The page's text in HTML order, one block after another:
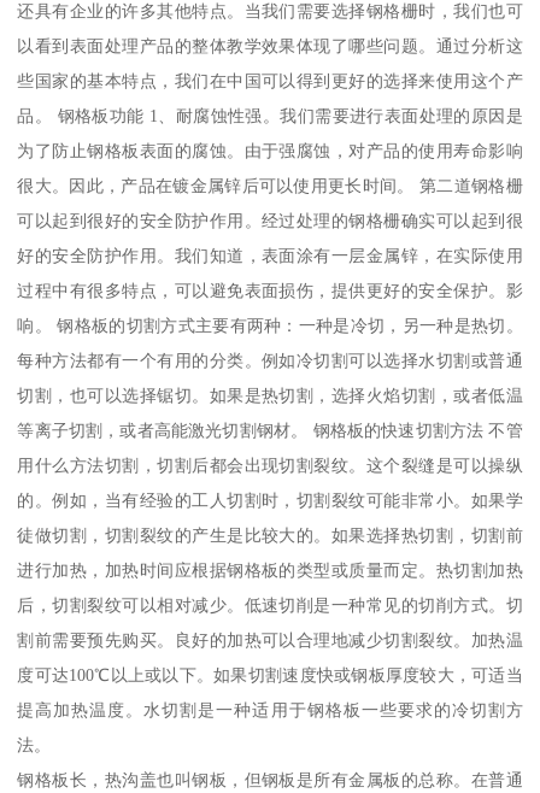
还具有企业的许多其他特点。当我们需要选择钢格栅时，我们也可
以看到表面处理产品的整体教学效果体现了哪些问题。通过分析这
些国家的基本特点，我们在中国可以得到更好的选择来使用这个产
品。 钢格板功能 1、耐腐蚀性强。我们需要进行表面处理的原因是
为了防止钢格板表面的腐蚀。由于强腐蚀，对产品的使用寿命影响
很大。因此，产品在镀金属锌后可以使用更长时间。 第二道钢格栅
可以起到很好的安全防护作用。经过处理的钢格栅确实可以起到很
好的安全防护作用。我们知道，表面涂有一层金属锌，在实际使用
过程中有很多特点，可以避免表面损伤，提供更好的安全保护。影
响。 钢格板的切割方式主要有两种：一种是冷切，另一种是热切。
每种方法都有一个有用的分类。例如冷切割可以选择水切割或普通
切割，也可以选择锯切。如果是热切割，选择火焰切割，或者低温
等离子切割，或者高能激光切割钢材。 钢格板的快速切割方法 不管
用什么方法切割，切割后都会出现切割裂纹。这个裂缝是可以操纵
的。例如，当有经验的工人切割时，切割裂纹可能非常小。如果学
徒做切割，切割裂纹的产生是比较大的。如果选择热切割，切割前
进行加热，加热时间应根据钢格板的类型或质量而定。热切割加热
后，切割裂纹可以相对减少。低速切削是一种常见的切削方式。切
割前需要预先购买。良好的加热可以合理地减少切割裂纹。加热温
度可达100℃以上或以下。如果切割速度快或钢板厚度较大，可适当
提高加热温度。水切割是一种适用于钢格板一些要求的冷切割方
法。
钢格板长，热沟盖也叫钢板，但钢板是所有金属板的总称。在普通